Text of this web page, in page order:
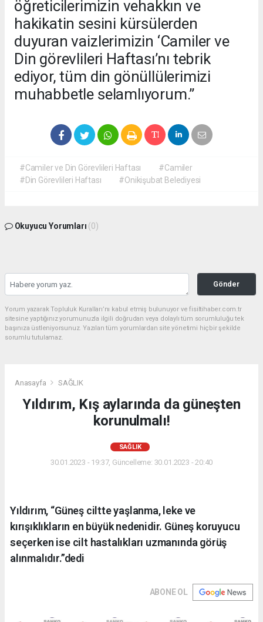
öğreticilerimizin vehakkın ve
hakikatin sesini kürsülerden
duyuran vaizlerimizin ‘Camiler ve
Din görevlileri Haftası’nı tebrik
ediyor, tüm din gönüllülerimizi
muhabbetle selamlıyorum.”
#Camiler ve Din Görevlileri Haftası
#Camiler
#Din Görevlileri Haftası
#Onikişubat Belediyesi
Okuyucu Yorumları (0)
Gönder
Yorum yazarak Topluluk Kuralları’nı kabul etmiş bulunuyor ve fisiltihaber.com.tr
sitesine yaptığınız yorumunuzla ilgili doğrudan veya dolaylı tüm sorumluluğu tek
başınıza üstleniyorsunuz. Yazılan tüm yorumlardan site yönetimi hiçbir şekilde
sorumlu tutulamaz.
Anasayfa SAĞLIK
Yıldırım, Kış aylarında da güneşten
korunulmalı!
SAĞLIK
30.01.2023 - 19:37, Güncelleme: 30.01.2023 - 20:40
Yıldırım, “Güneş ciltte yaşlanma, leke ve
kırışıklıkların en büyük nedenidir. Güneş koruyucu
seçerken ise cilt hastalıkları uzmanında görüş
alınmalıdır.”dedi
ABONE OL